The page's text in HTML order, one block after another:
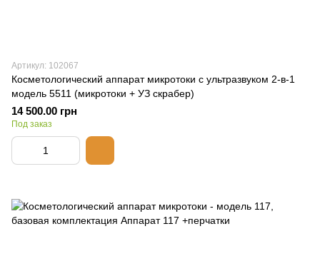
Артикул: 102067
Косметологический аппарат микротоки с ультразвуком 2-в-1
модель 5511 (микротоки + УЗ скрабер)
14 500.00 грн
Под заказ